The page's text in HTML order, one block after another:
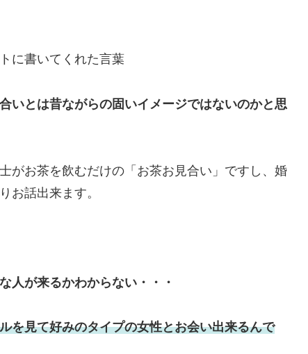
に書いてくれた言葉
いとは昔ながらの固いイメージではないのかと思
がお茶を飲むだけの「お茶お見合い」ですし、婚
お話出来ます。
人が来るかわからない・・・
を見て好みのタイプの女性とお会い出来るんで